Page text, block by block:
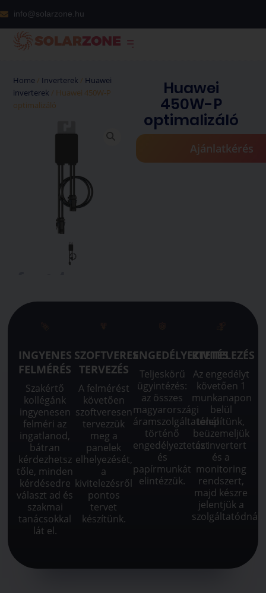
info@solarzone.hu
Home / Inverterek / Huawei
inverterek / Huawei 450W-P
optimalizáló
Huawei
450W-P
optimalizáló
Ajánlatkérés
INGYENES
FELMÉRÉS
Szakértő
kollégánk
ingyenesen
felméri az
ingatlanod,
bátran
kérdezhetsz
tőle, minden
kérdésedre
választ ad és
szakmai
tanácsokkal
lát el.
SZOFTVERES
TERVEZÉS
A felmérést
követően
szoftveresen
tervezzük
meg a
panelek
elhelyezését,
a
kivitelezésről
pontos
tervet
készítünk.
ENGEDÉLYEZTETÉS
Teljeskörű
ügyintézés:
az összes
magyarországi
áramszolgáltatónál
történő
engedélyeztetést
és
papírmunkát
elintézzük.
KIVITELEZÉS
Az engedélyt
követően 1
munkanapon
belül
telepítünk,
beüzemeljük
az invertert
és a
monitoring
rendszert,
majd készre
jelentjük a
szolgáltatódnál.